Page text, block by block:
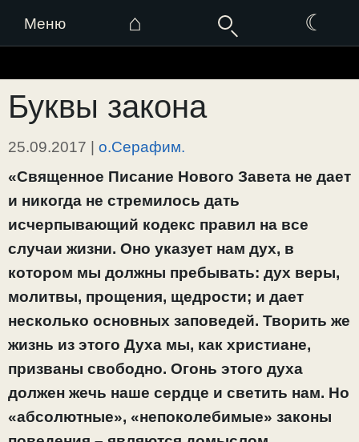
Меню ⌂ ☾
к
содержимому
Буквы закона
25.09.2017 | о.Серафим.
«Священное Писание Нового Завета не дает
и никогда не стремилось дать
исчерпывающий кодекс правил на все
случаи жизни. Оно указует нам дух, в
котором мы должны пребывать: дух веры,
молитвы, прощения, щедрости; и дает
несколько основных заповедей. Творить же
жизнь из этого Духа мы, как христиане,
призваны свободно. Огонь этого духа
должен жечь наше сердце и светить нам. Но
«абсолютные», «непоколебимые» законы